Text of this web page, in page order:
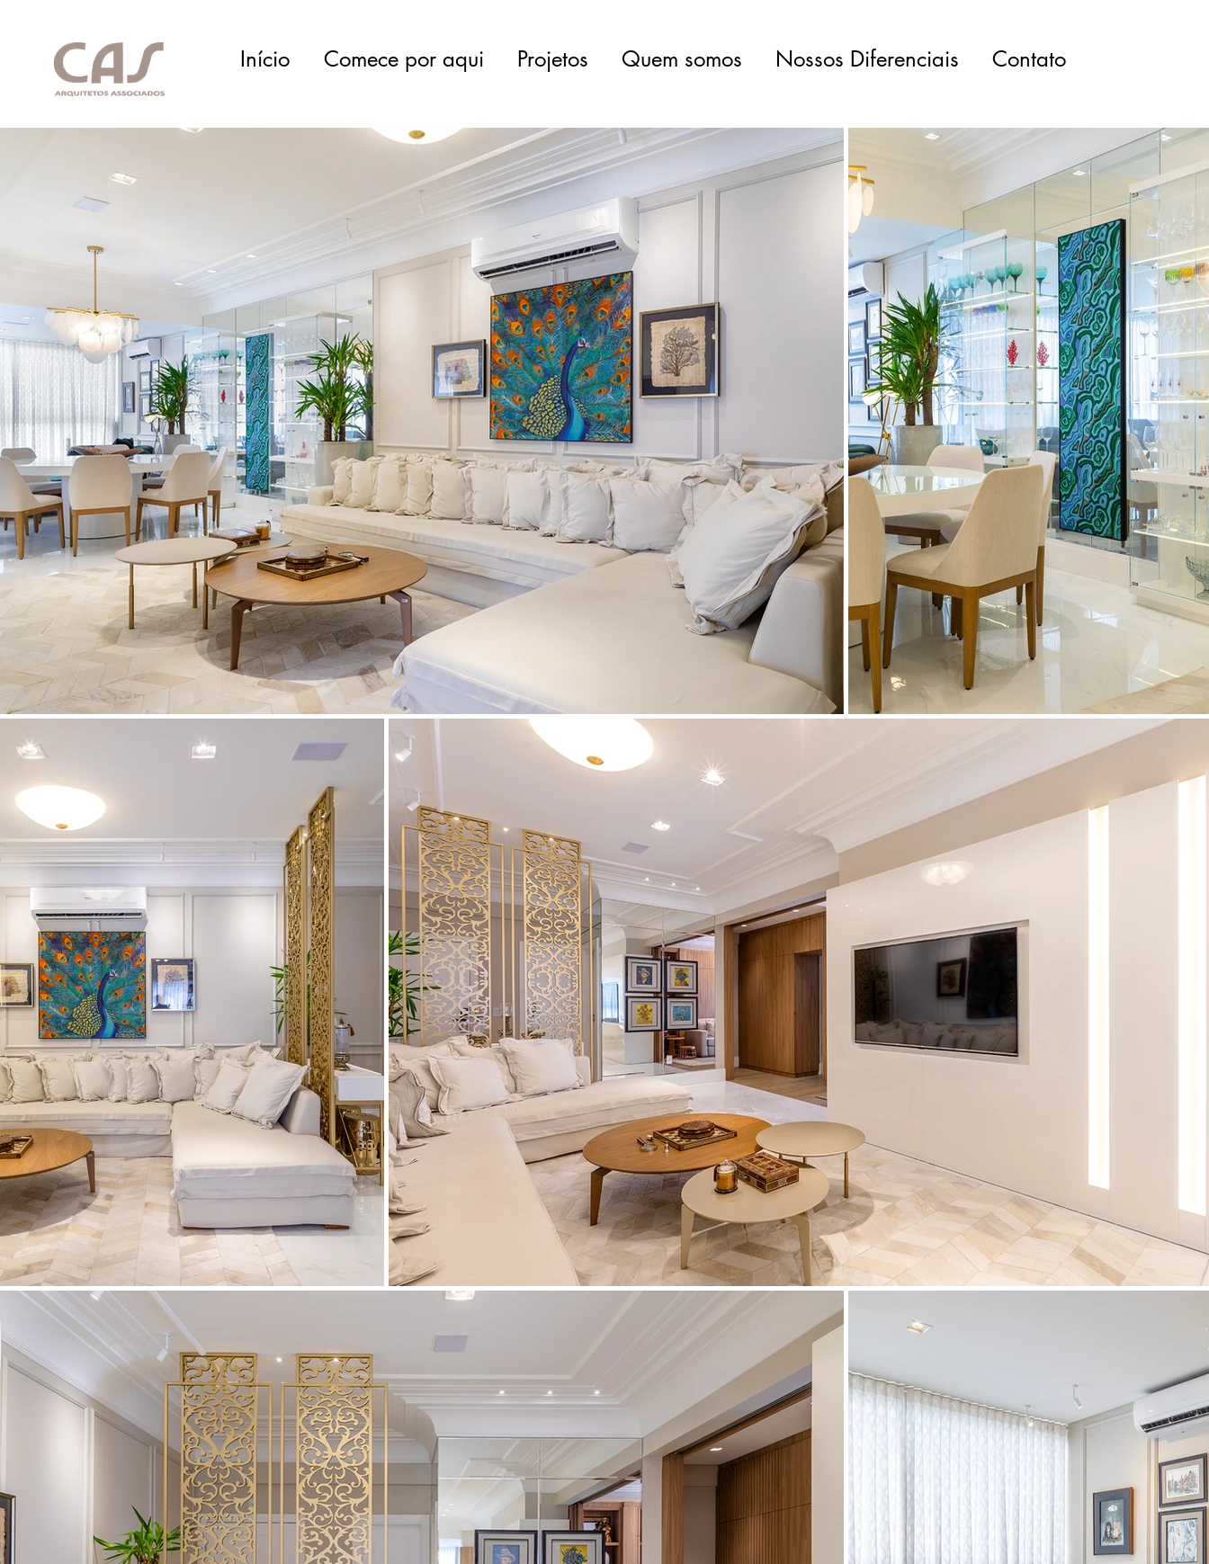
Início Comece por aqui Projetos Quem somos Nossos Diferenciais Contato